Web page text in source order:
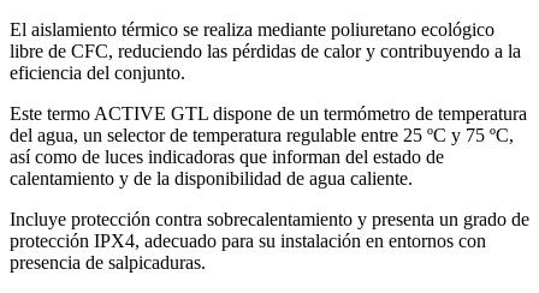
El aislamiento térmico se realiza mediante poliuretano ecológico
libre de CFC, reduciendo las pérdidas de calor y contribuyendo a la
eficiencia del conjunto.
Este termo ACTIVE GTL dispone de un termómetro de temperatura
del agua, un selector de temperatura regulable entre 25 ºC y 75 ºC,
así como de luces indicadoras que informan del estado de
calentamiento y de la disponibilidad de agua caliente.
Incluye protección contra sobrecalentamiento y presenta un grado de
protección IPX4, adecuado para su instalación en entornos con
presencia de salpicaduras.